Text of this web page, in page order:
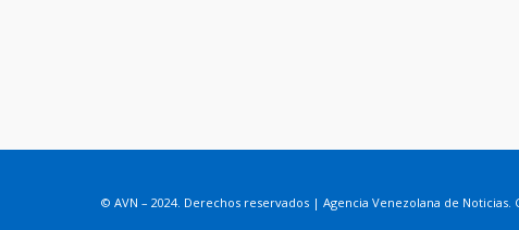
© AVN – 2024. Derechos reservados | Agencia Venezolana de Noticias.